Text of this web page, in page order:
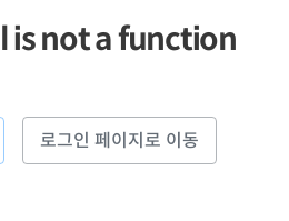
is not a function
로그인 페이지로 이동